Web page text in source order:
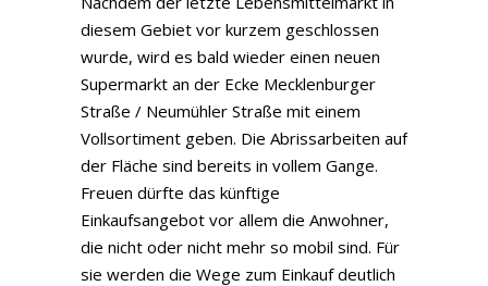
diesem Gebiet vor kurzem geschlossen
wurde, wird es bald wieder einen neuen
Supermarkt an der Ecke Mecklenburger
Straße / Neumühler Straße mit einem
Vollsortiment geben. Die Abrissarbeiten auf
der Fläche sind bereits in vollem Gange.
Freuen dürfte das künftige
Einkaufsangebot vor allem die Anwohner,
die nicht oder nicht mehr so mobil sind. Für
sie werden die Wege zum Einkauf deutlich